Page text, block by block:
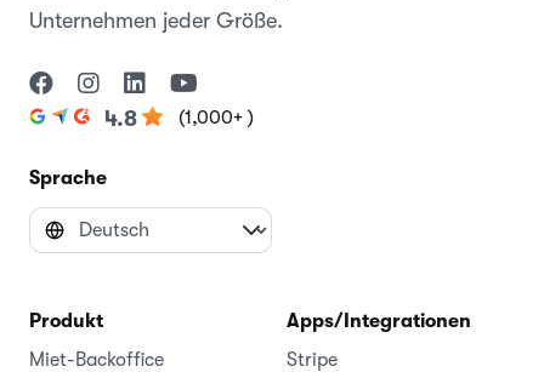
Unternehmen jeder Größe.
4.8 (1,000+ )
Sprache
Produkt
Miet-Backoffice
Apps/Integrationen
Stripe